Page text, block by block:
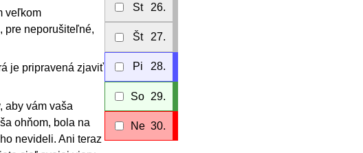
veľkom
pre neporušiteľné,
je pripravená zjaviť
aby vám vaša
ohňom, bola na
nevideli. Ani teraz
St 26.
Št 27.
Pi 28.
So 29.
Ne 30.